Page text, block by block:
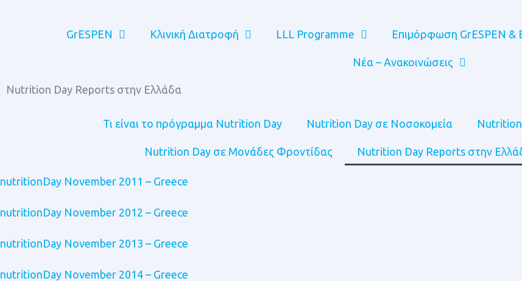
GrESPEN Κλινική Διατροφή LLL Programme Επιμόρφωση GrESPEN &
Νέα – Ανακοινώσεις
Nutrition Day Reports στην Ελλάδα
Τι είναι το πρόγραμμα Nutrition Day Nutrition Day σε Νοσοκομεία Nutrition
Nutrition Day σε Μονάδες Φροντίδας Nutrition Day Reports στην
nutritionDay November 2011 – Greece
nutritionDay November 2012 – Greece
nutritionDay November 2013 – Greece
nutritionDay November 2014 – Greece